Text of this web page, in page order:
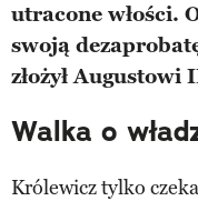
utracone włości.
swoją
złożył
Walka o
Królewicz tylko